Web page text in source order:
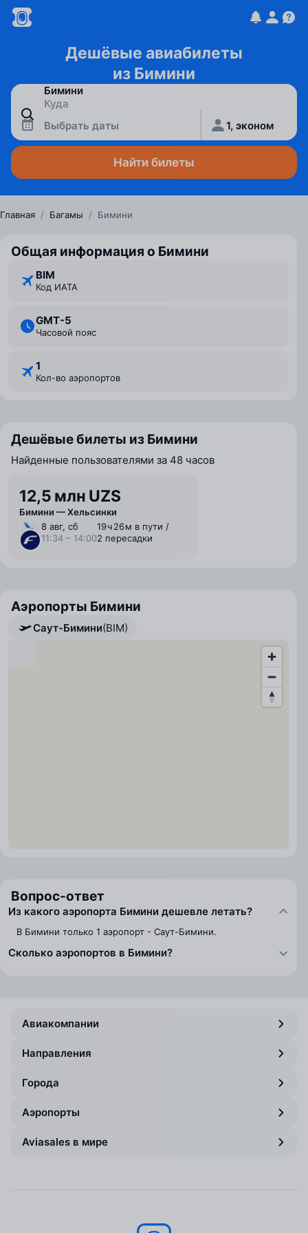
Дешёвые авиабилеты
из Бимини
Выбрать даты 1, эконом
Найти билеты
Главная / Багамы / Бимини
Общая информация о Бимини
BIM
Код ИАТА
GMT-5
Часовой пояс
1
Кол-во аэропортов
Дешёвые билеты из Бимини
Найденные пользователями за 48 часов
12,5 млн UZS
Бимини — Хельсинки
8 авг, сб
11:34 – 14:00
19 ⁠ч 26 ⁠м в пути /
2 пересадки
Аэропорты Бимини
Саут-Бимини(BIM)
Вопрос-ответ
Из какого аэропорта Бимини дешевле летать?
В Бимини только 1 аэропорт - Саут-Бимини.
Сколько аэропортов в Бимини?
Авиакомпании
Направления
Города
Аэропорты
Aviasales в мире